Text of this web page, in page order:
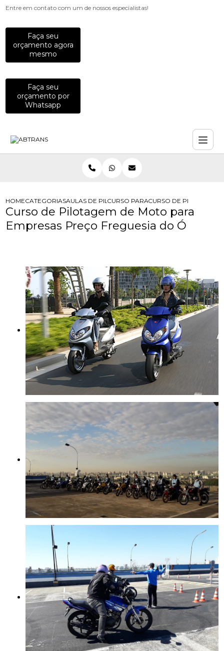
Entre em contato com um de nossos especialistas!
Faça seu
orçamento agora
mesmo
Faça seu
orçamento por
Whatsapp
HOMECATEGORIASAULAS DE PILOTAGEM PARA EMPRESAS
CURSO PARA FUNCIONARIOS QUE
CURSO DE PILOTAGEM
Curso de Pilotagem de Moto para
Empresas Preço Freguesia do Ó